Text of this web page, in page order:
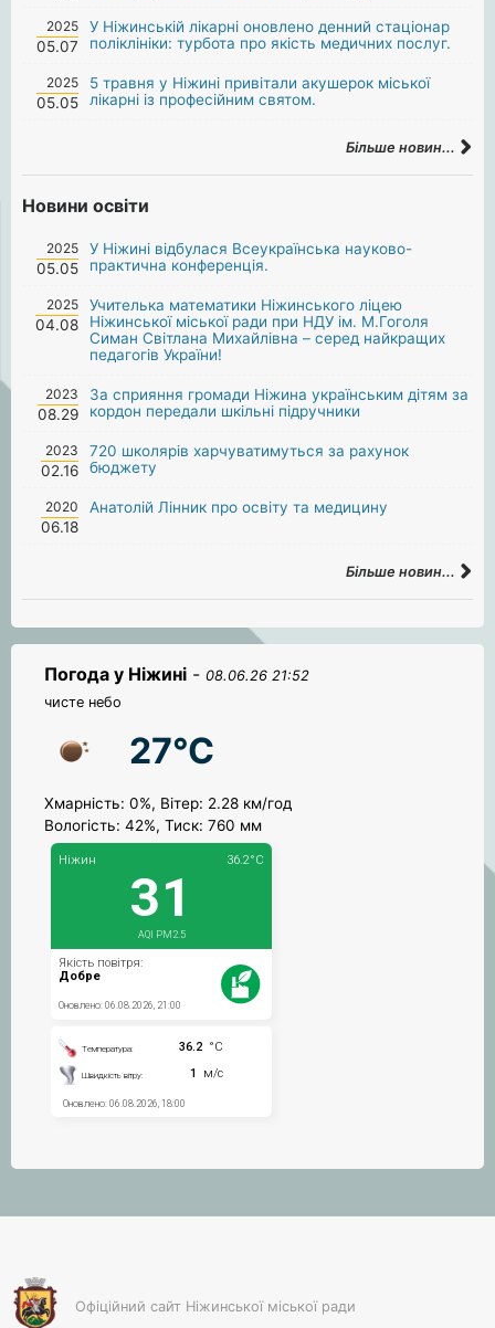
2025
05.07
У Ніжинській лікарні оновлено денний стаціонар
поліклініки: турбота про якість медичних послуг.
2025
05.05
5 травня у Ніжині привітали акушерок міської
лікарні із професійним святом.
Більше новин...
Новини освіти
2025
05.05
У Ніжині відбулася Всеукраїнська науково-
практична конференція.
2025
04.08
Учителька математики Ніжинського ліцею
Ніжинської міської ради при НДУ ім. М.Гоголя
Симан Світлана Михайлівна – серед найкращих
педагогів України!
2023
08.29
За сприяння громади Ніжина українським дітям за
кордон передали шкільні підручники
2023
02.16
720 школярів харчуватимуться за рахунок
бюджету
2020
06.18
Анатолій Лінник про освіту та медицину
Більше новин...
Погода у Ніжині - 08.06.26 21:52
чисте небо
27°C
Хмарність: 0%, Вітер: 2.28 км/год
Вологість: 42%, Тиск: 760 мм
Офіційний сайт Ніжинської міської ради